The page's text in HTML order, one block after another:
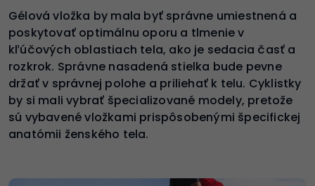
Gélová vložka by mala byť správne umiestnená a
poskytovať optimálnu oporu a tlmenie v
kľúčových oblastiach tela, ako je sedacia časť a
rozkrok. Správne nasadená stielka bude pevne
držať v správnej polohe a priliehať k telu. Cyklistky
by si mali vybrať špecializované modely, pretože
sú vybavené vložkami prispôsobenými špecifickej
anatómii ženského tela.